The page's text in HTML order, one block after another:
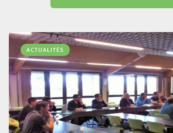
ACTUALITÉS